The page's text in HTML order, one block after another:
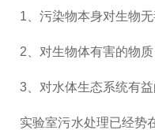
1、污染物本身对生物无
2、对生物体有害的物质
3、对水体生态系统有益
实验室污水处理已经势在